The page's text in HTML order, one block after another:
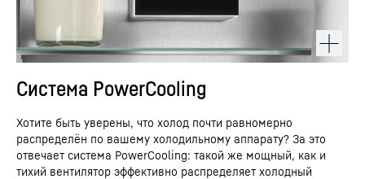
Система PowerCooling
Хотите быть уверены, что холод почти равномерно
распределён по вашему холодильному аппарату? За это
отвечает система PowerCooling: такой же мощный, как и
тихий вентилятор эффективно распределяет холодный